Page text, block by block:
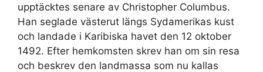
upptäcktes senare av Christopher Columbus.
Han seglade västerut längs Sydamerikas kust
och landade i Karibiska havet den 12 oktober
1492. Efter hemkomsten skrev han om sin resa
och beskrev den landmassa som nu kallas